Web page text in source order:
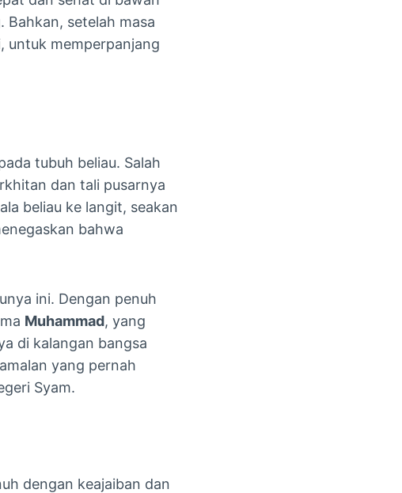
Bahkan, setelah masa
untuk memperpanjang
tubuh beliau. Salah
dan tali pusarnya
beliau ke langit, seakan
bahwa
ini. Dengan penuh
Muhammad, yang
di kalangan bangsa
yang pernah
Syam.
dengan keajaiban dan